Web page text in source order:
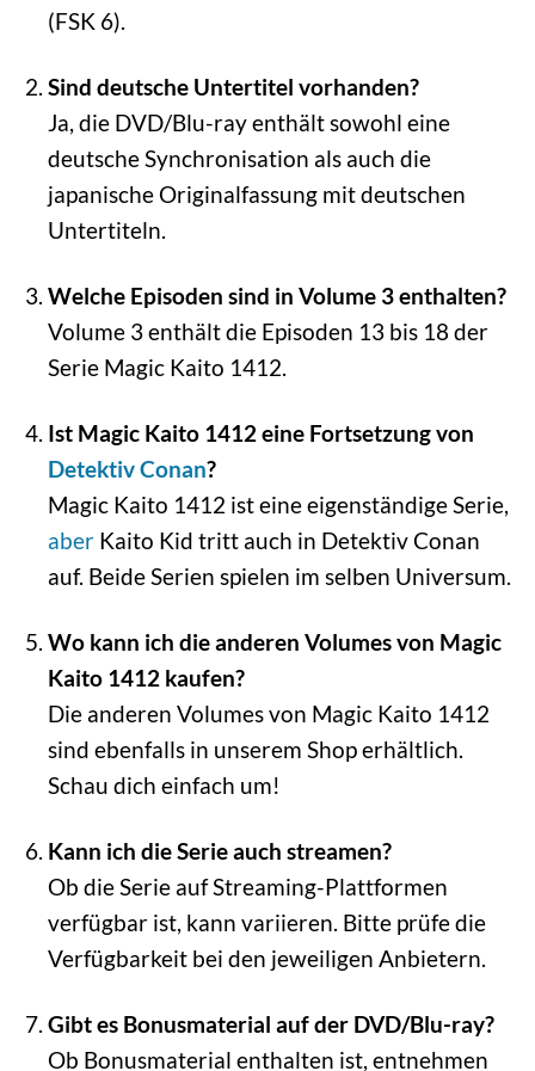
(FSK 6).
Sind deutsche Untertitel vorhanden?
Ja, die DVD/Blu-ray enthält sowohl eine
deutsche Synchronisation als auch die
japanische Originalfassung mit deutschen
Untertiteln.
Welche Episoden sind in Volume 3 enthalten?
Volume 3 enthält die Episoden 13 bis 18 der
Serie Magic Kaito 1412.
Ist Magic Kaito 1412 eine Fortsetzung von
Detektiv Conan?
Magic Kaito 1412 ist eine eigenständige Serie,
aberKaito Kid tritt auch in Detektiv Conan
auf. Beide Serien spielen im selben Universum.
Wo kann ich die anderen Volumes von Magic
Kaito 1412 kaufen?
Die anderen Volumes von Magic Kaito 1412
sind ebenfalls in unserem Shop erhältlich.
Schau dich einfach um!
Kann ich die Serie auch streamen?
Ob die Serie auf Streaming-Plattformen
verfügbar ist, kann variieren. Bitte prüfe die
Verfügbarkeit bei den jeweiligen Anbietern.
Gibt es Bonusmaterial auf der DVD/Blu-ray?
Ob Bonusmaterial enthalten ist, entnehmen